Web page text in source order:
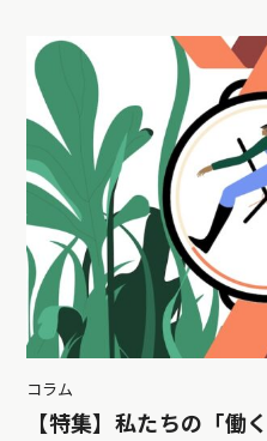
コラム
【特集】私たちの「働